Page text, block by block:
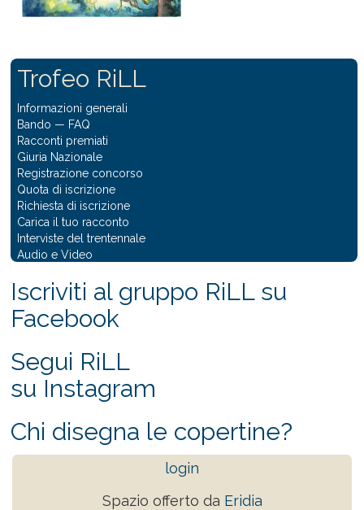
Trofeo RiLL
Informazioni generali
Bando — FAQ
Racconti premiati
Giuria Nazionale
Registrazione concorso
Quota di iscrizione
Richiesta di iscrizione
Carica il tuo racconto
Interviste del trentennale
Audio e Video
Iscriviti al gruppo RiLL su
Facebook
Segui RiLL
su Instagram
Chi disegna le copertine?
login
Spazio offerto da Eridia